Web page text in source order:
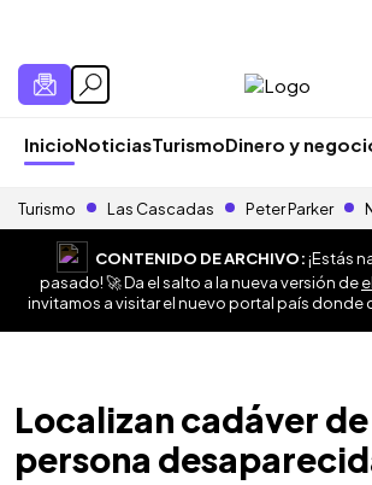
InicioNoticiasTurismoDinero y
Turismo Las Cascadas Peter Parker
CONTENIDO DE ARCHIVO:¡Estás
pasado! 🚀 Da el salto a la nueva versión de
invitamos a visitar el nuevo portal país donde
Localizan cadáver de
persona